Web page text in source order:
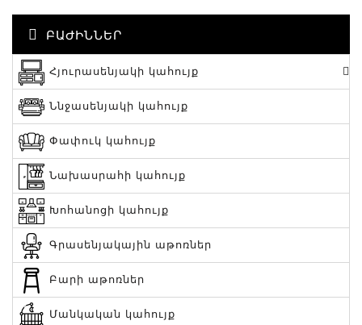
ԲԱԺԻՆՆԵՐ
Հյուրասենյակի կահույք
Ննջասենյակի կահույք
Փափուկ կահույք
Նախասրահի կահույք
Խոհանոցի կահույք
Գրասենյակային աթոռներ
Բարի աթոռներ
Մանկական կահույք